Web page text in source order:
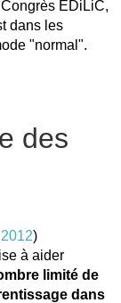
EDiLiC,
dans les
"normal".
des
)
à aider
limité de
dans